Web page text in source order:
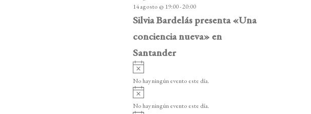
o
14 agosto @ 19:00-20:00
Silvia Bardelás presenta «Una
conciencia nueva» en
Santander
A
v
i
o
No hay ningún evento este día.
A
v
i
No hay ningún evento este día.